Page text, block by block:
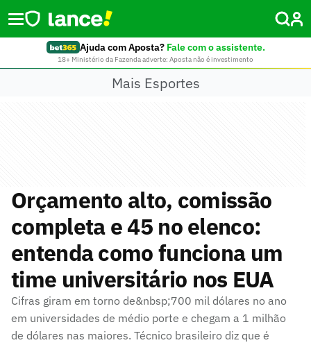
Ajuda com Aposta? Fale com o assistente.
18+ Ministério da Fazenda adverte: Aposta não é investimento
Mais Esportes
Orçamento alto, comissão
completa e 45 no elenco:
entenda como funciona um
time universitário nos EUA
Cifras giram em torno de&nbsp;700 mil dólares no ano
em universidades de médio porte e chegam a 1 milhão
de dólares nas maiores. Técnico brasileiro diz que é